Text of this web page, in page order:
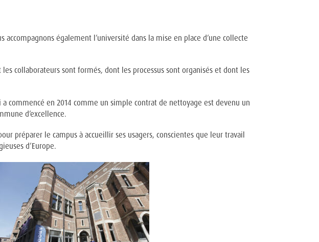
également l’université dans la mise en place d’une collecte
collaborateurs sont formés, dont les processus sont organisés et dont les
commencé en 2014 comme un simple contrat de nettoyage est devenu un
d’excellence.
préparer le campus à accueillir ses usagers, conscientes que leur travail
d’Europe.